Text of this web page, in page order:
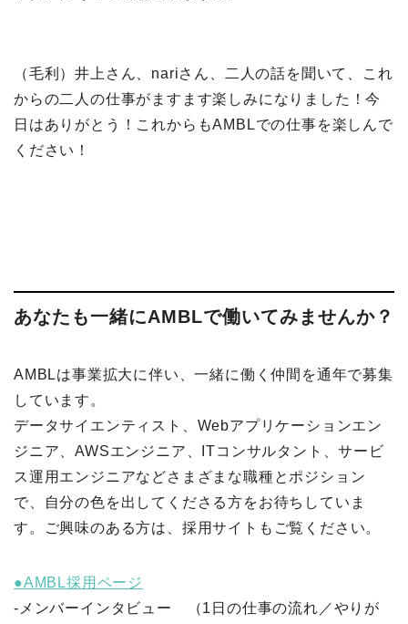
（毛利）井上さん、nariさん、二人の話を聞いて、これ
からの二人の仕事がますます楽しみになりました！今
日はありがとう！これからもAMBLでの仕事を楽しんで
ください！
あなたも一緒にAMBLで働いてみませんか？
AMBLは事業拡大に伴い、一緒に働く仲間を通年で募集
しています。
データサイエンティスト、Webアプリケーションエン
ジニア、AWSエンジニア、ITコンサルタント、サービ
ス運用エンジニアなどさまざまな職種とポジション
で、自分の色を出してくださる方をお待ちしていま
す。ご興味のある方は、採用サイトもご覧ください。
●AMBL採用ページ
-メンバーインタビュー （1日の仕事の流れ／やりが